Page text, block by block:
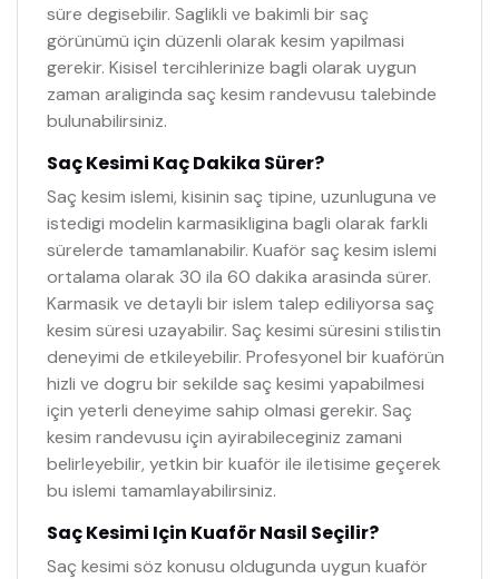
süre degisebilir. Saglikli ve bakimli bir saç
görünümü için düzenli olarak kesim yapilmasi
gerekir. Kisisel tercihlerinize bagli olarak uygun
zaman araliginda saç kesim randevusu talebinde
bulunabilirsiniz.
Saç Kesimi Kaç Dakika Sürer?
Saç kesim islemi, kisinin saç tipine, uzunluguna ve
istedigi modelin karmasikligina bagli olarak farkli
sürelerde tamamlanabilir. Kuaför saç kesim islemi
ortalama olarak 30 ila 60 dakika arasinda sürer.
Karmasik ve detayli bir islem talep ediliyorsa saç
kesim süresi uzayabilir. Saç kesimi süresini stilistin
deneyimi de etkileyebilir. Profesyonel bir kuaförün
hizli ve dogru bir sekilde saç kesimi yapabilmesi
için yeterli deneyime sahip olmasi gerekir. Saç
kesim randevusu için ayirabileceginiz zamani
belirleyebilir, yetkin bir kuaför ile iletisime geçerek
bu islemi tamamlayabilirsiniz.
Saç Kesimi Için Kuaför Nasil Seçilir?
Saç kesimi söz konusu oldugunda uygun kuaför